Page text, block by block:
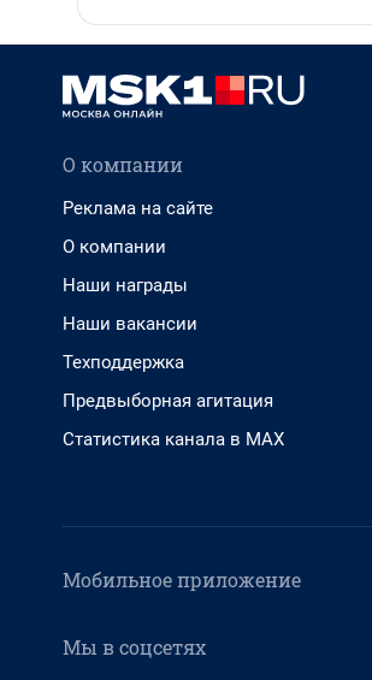
О компании
Реклама на сайте
О компании
Наши награды
Наши вакансии
Техподдержка
Предвыборная агитация
Статистика канала в MAX
Мобильное приложение
Мы в соцсетях